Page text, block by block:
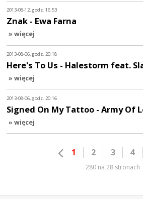
2013-08-12, godz. 16:53
Znak - Ewa Farna
» więcej
2013-08-06, godz. 20:18
Here's To Us - Halestorm feat.
» więcej
2013-08-06, godz. 20:16
Signed On My Tattoo - Army Of
» więcej
1 2 3 4
280 na 28 stronach